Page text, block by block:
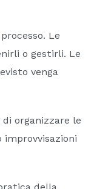
Le
o gestirli. Le
venga
di organizzare le